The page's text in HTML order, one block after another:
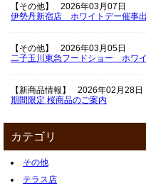
【その他】
2026年03月07日
伊勢丹新宿店 ホワイトデー催事
【その他】
2026年03月05日
二子玉川東急フードショー ホワ
【新商品情報】
2026年02月28日
期間限定 桜商品のご案内
カテゴリ
その他
テラス店